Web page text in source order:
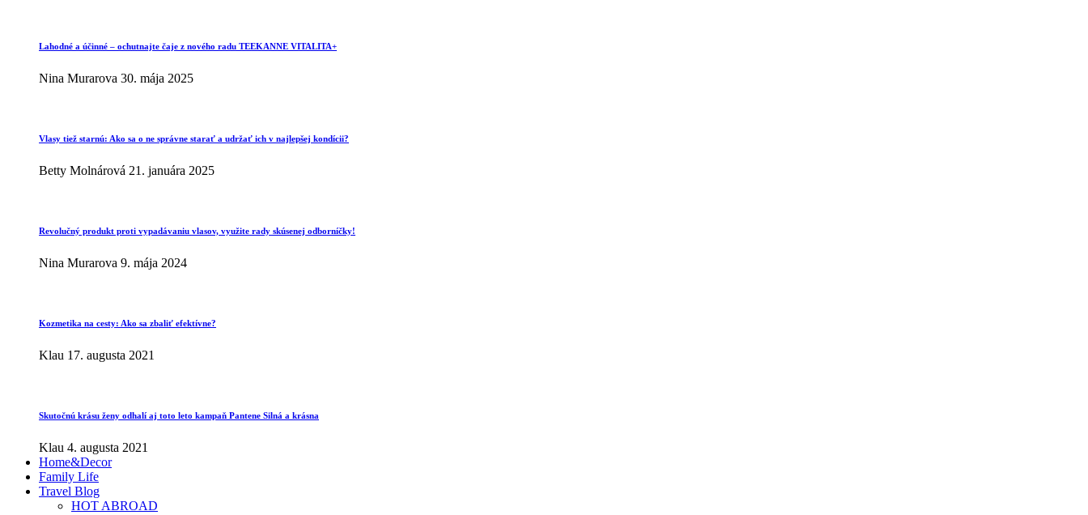
Lahodné a účinné – ochutnajte čaje z nového radu TEEKANNE VITALITA+
Nina Murarova 30. mája 2025
Vlasy tiež starnú: Ako sa o ne správne starať a udržať ich v najlepšej kondícii?
Betty Molnárová 21. januára 2025
Revolučný produkt proti vypadávaniu vlasov, využite rady skúsenej odborníčky!
Nina Murarova 9. mája 2024
Kozmetika na cesty: Ako sa zbaliť efektívne?
Klau 17. augusta 2021
Skutočnú krásu ženy odhalí aj toto leto kampaň Pantene Silná a krásna
Klau 4. augusta 2021
Home&Decor
Family Life
Travel Blog
HOT ABROAD